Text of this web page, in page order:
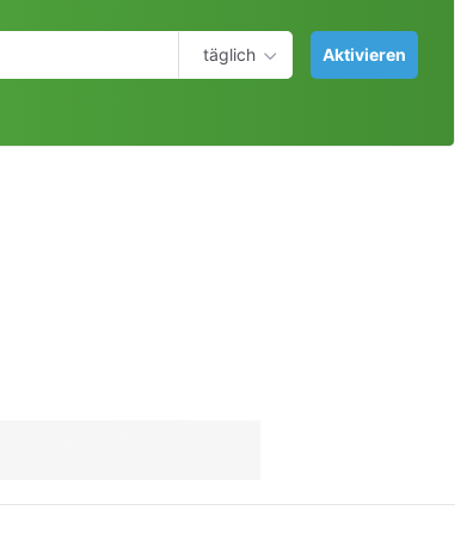
täglich Aktivieren